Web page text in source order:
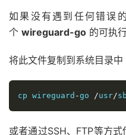
如果没有遇到任何错误
个 wireguard-go 的可执
将此文件复制到系统目录中
cp wireguard -go /usr/
或者通过SSH、FTP等方式